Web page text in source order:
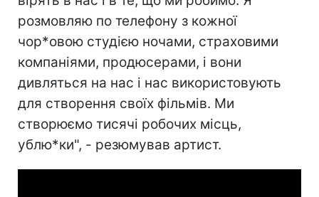
розмовляю по телефону з кожної
чор*овою студією ночами, страховими
компаніями, продюсерами, і вони
дивляться на нас і нас використовують
для створення своїх фільмів. Ми
створюємо тисячі робочих місць,
ублю*ки", - резюмував артист.